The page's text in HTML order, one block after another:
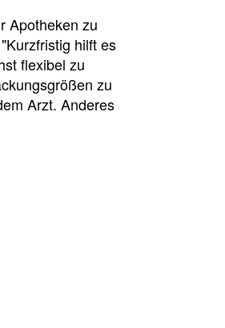
Apotheken zu
hilft es
flexibel zu
zu
Arzt. Anderes